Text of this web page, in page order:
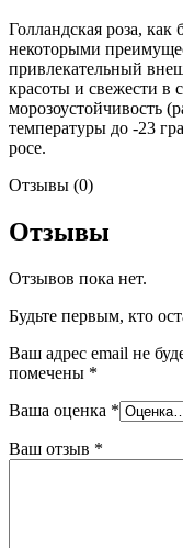
Голландская роза, как
некоторыми
привлекательный
красоты и свежести в
морозоустойчивость
температуры до -23
росе.
Отзывы (0)
Отзывы
Отзывов пока нет.
Будьте первым, кто
Ваш адрес email не
помечены *
Ваша оценка *
Ваш отзыв *